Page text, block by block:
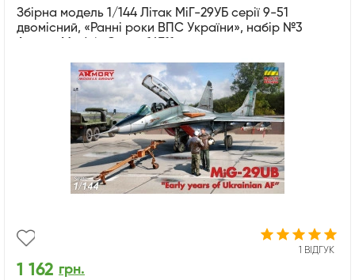
Збірна модель 1/144 Літак МіГ-29УБ серії 9-51
двомісний, «Ранні роки ВПС України», набір №3
1 ВІДГУК
1 162 грн.